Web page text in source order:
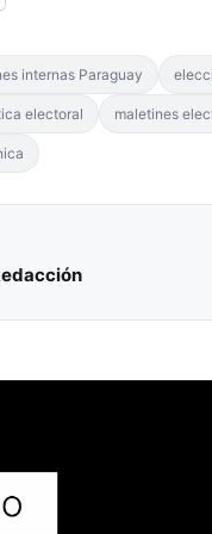
internas Paraguay
electoral maletines